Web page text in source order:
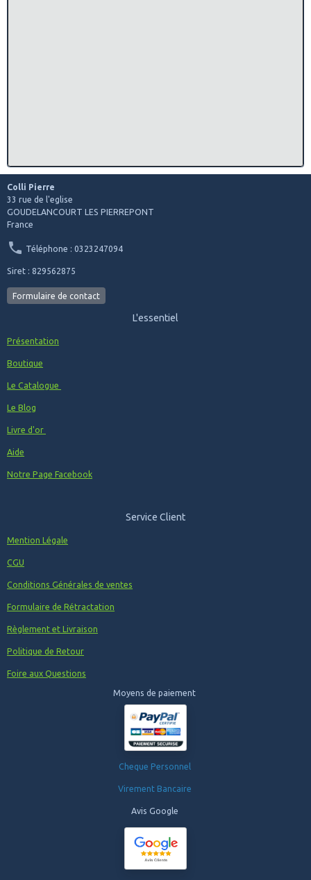
Colli Pierre
33 rue de l'eglise
GOUDELANCOURT LES PIERREPONT
France
Téléphone : 0323247094
Siret : 829562875
Formulaire de contact
L'essentiel
Présentation
Boutique
Le Catalogue
Le Blog
Livre d'or
Aide
Notre Page Facebook
Service Client
Mention Légale
CGU
Conditions Générales de ventes
Formulaire de Rétractation
Règlement et Livraison
Politique de Retour
Foire aux Questions
Moyens de paiement
Cheque Personnel
Virement Bancaire
Avis Google